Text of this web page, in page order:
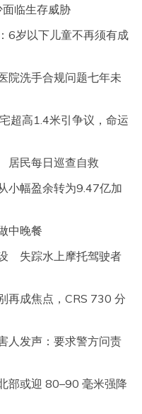
临生存威胁
6岁以下儿童不再须有成
院洗手合规问题七年未
超高1.4米引争议，命运
居民每日巡查自救
小幅盈余转为9.47亿加
中晚餐
失踪水上摩托驾驶者
再成焦点，CRS 730 分
人发声：要求警方问责
部或迎 80–90 毫米强降